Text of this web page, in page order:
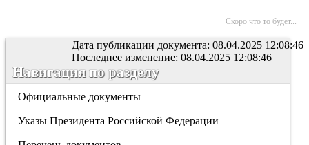
Скоро что то будет...
Дата публикации документа: 08.04.2025 12:08:46
Последнее изменение: 08.04.2025 12:08:46
Навигация по разделу
Официальные документы
Указы Президента Российской Федерации